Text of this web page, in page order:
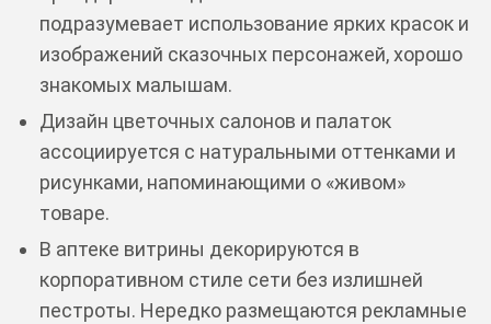
подразумевает использование ярких красок и
изображений сказочных персонажей, хорошо
знакомых малышам.
Дизайн цветочных салонов и палаток
ассоциируется с натуральными оттенками и
рисунками, напоминающими о «живом»
товаре.
В аптеке витрины декорируются в
корпоративном стиле сети без излишней
пестроты. Нередко размещаются рекламные